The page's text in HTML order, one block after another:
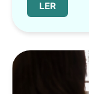
LER